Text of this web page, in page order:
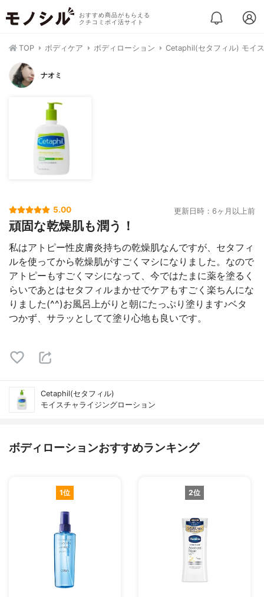
おすすめ商品がもらえる
クチコミポイ活サイト
TOP ボディケア ボディローション Cetaphil(セタフィル) モイ
ナオミ
5.00 更新日時：6ヶ月以上前
頑固な乾燥肌も潤う！
私はアトピー性皮膚炎持ちの乾燥肌なんですが、セタフィ
ルを使ってから乾燥肌がすごくマシになりました。なので
アトピーもすごくマシになって、今ではたまに薬を塗るく
らいであとはセタフィルまかせでケアもすごく楽ちんにな
りました(^^)お風呂上がりと朝にたっぷり塗ります♪ベタ
つかず、サラッとしてて塗り心地も良いです。
Cetaphil(セタフィル)
モイスチャライジングローション
ボディローションおすすめランキング
1位 2位